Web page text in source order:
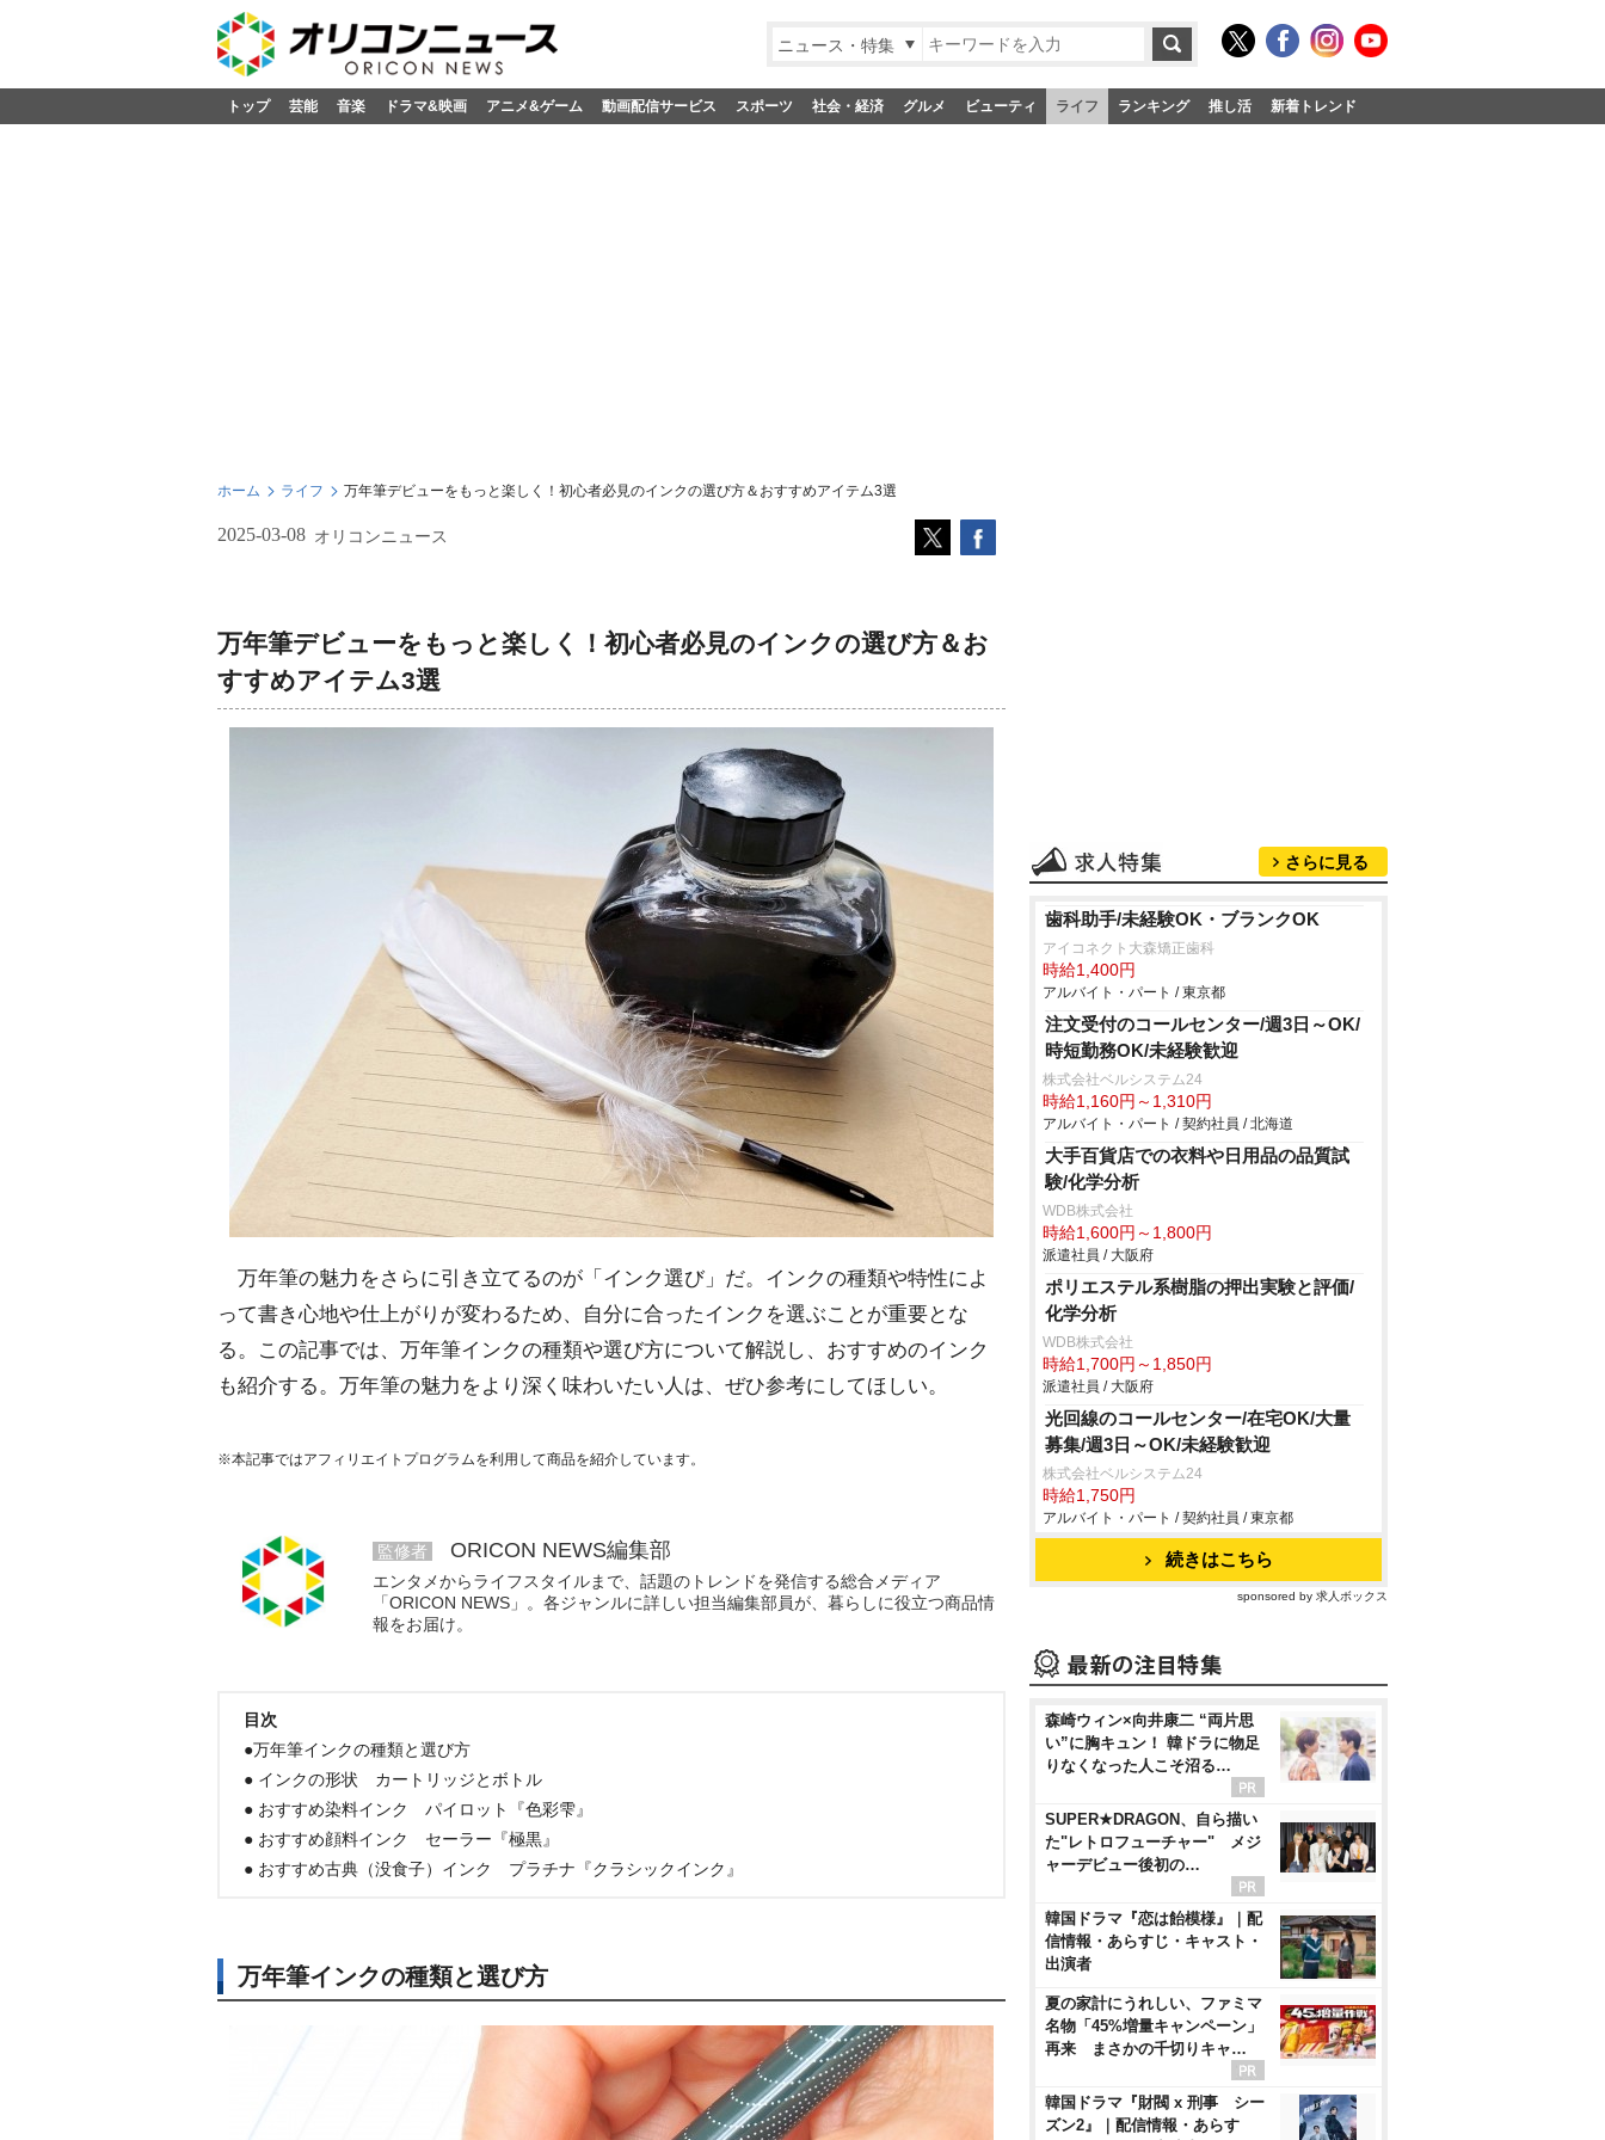
ニュース・特集
トップ 芸能 音楽 ドラマ&映画 アニメ&ゲーム 動画配信サービス スポーツ 社会・経済 グルメ ビューティ ライフ ランキング 推し活 新着トレンド
ホーム ライフ 万年筆デビューをもっと楽しく！初心者必見のインクの選び方＆おすすめアイテム3選
2025-03-08 オリコンニュース
万年筆デビューをもっと楽しく！初心者必見のインクの選び方＆お
すすめアイテム3選
万年筆の魅力をさらに引き立てるのが「インク選び」だ。インクの種類や特性によ
って書き心地や仕上がりが変わるため、自分に合ったインクを選ぶことが重要とな
る。この記事では、万年筆インクの種類や選び方について解説し、おすすめのインク
も紹介する。万年筆の魅力をより深く味わいたい人は、ぜひ参考にしてほしい。
※本記事ではアフィリエイトプログラムを利用して商品を紹介しています。
監修者 ORICON NEWS編集部
エンタメからライフスタイルまで、話題のトレンドを発信する総合メディア
「ORICON NEWS」。各ジャンルに詳しい担当編集部員が、暮らしに役立つ商品情
報をお届け。
目次
●万年筆インクの種類と選び方
● インクの形状 カートリッジとボトル
● おすすめ染料インク パイロット『色彩雫』
● おすすめ顔料インク セーラー『極黒』
● おすすめ古典（没食子）インク プラチナ『クラシックインク』
万年筆インクの種類と選び方
さらに見る
歯科助手/未経験OK・ブランクOK
アイコネクト大森矯正歯科
時給1,400円
アルバイト・パート / 東京都
注文受付のコールセンター/週3日～OK/
時短勤務OK/未経験歓迎
株式会社ベルシステム24
時給1,160円～1,310円
アルバイト・パート / 契約社員 / 北海道
大手百貨店での衣料や日用品の品質試
験/化学分析
WDB株式会社
時給1,600円～1,800円
派遣社員 / 大阪府
ポリエステル系樹脂の押出実験と評価/
化学分析
WDB株式会社
時給1,700円～1,850円
派遣社員 / 大阪府
光回線のコールセンター/在宅OK/大量
募集/週3日～OK/未経験歓迎
株式会社ベルシステム24
時給1,750円
アルバイト・パート / 契約社員 / 東京都
続きはこちら
sponsored by 求人ボックス
森崎ウィン×向井康二 “両片思
い”に胸キュン！ 韓ドラに物足
りなくなった人こそ沼る…
SUPER★DRAGON、自ら描い
た"レトロフューチャー" メジ
ャーデビュー後初の…
韓国ドラマ『恋は飴模様』｜配
信情報・あらすじ・キャスト・
出演者
夏の家計にうれしい、ファミマ
名物「45%増量キャンペーン」
再来 まさかの千切りキャ…
韓国ドラマ『財閥 x 刑事 シー
ズン2』｜配信情報・あらす